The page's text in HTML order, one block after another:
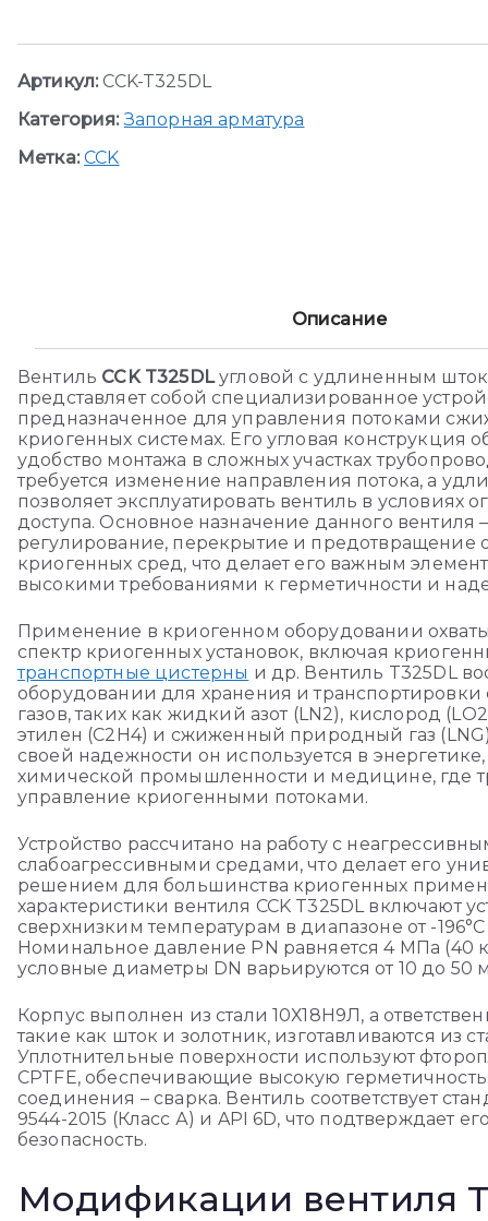
Артикул: CCK-T325DL
Категория:Запорная арматура
Метка:CCK
Описание
Вентиль CCK T325DLугловой с удлиненным
представляет собой специализированное
предназначенное для управления потоками
криогенных системах. Его угловая конструкция
удобство монтажа в сложных участках
требуется изменение направления потока, а
позволяет эксплуатировать вентиль в условиях
доступа. Основное назначение данного вентиля
регулирование, перекрытие и предотвращение
криогенных сред, что делает его важным
высокими требованиями к герметичности и
Применение в криогенном оборудовании
спектр криогенных установок, включая
транспортные цистерны и др. Вентиль T325DL
оборудовании для хранения и
газов, таких как жидкий азот (LN2), кислород
этилен (C2H4) и сжиженный природный газ
своей надежности он используется в
химической промышленности и медицине, где
управление криогенными потоками.
Устройство рассчитано на работу с
слабоагрессивными средами, что делает его
решением для большинства криогенных
характеристики вентиля CCK T325DL включают
сверхнизким температурам в диапазоне от -
Номинальное давление PN равняется 4 МПа (40
условные диаметры DN варьируются от 10 до 50
Корпус выполнен из стали 10Х18Н9Л, а
такие как шток и золотник, изготавливаются из
Уплотнительные поверхности используют
CPTFE, обеспечивающие высокую
соединения – сварка. Вентиль соответствует
9544-2015 (Класс А) и API 6D, что подтверждает
безопасность.
Модификации вентиля